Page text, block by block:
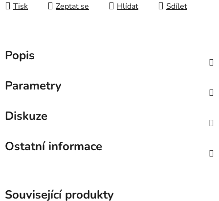
Tisk Zeptat se Hlídat Sdílet
Popis
Parametry
Diskuze
Ostatní informace
Související produkty